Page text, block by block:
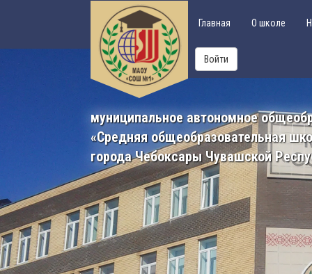
Главная О школе
Войти
муниципальное автономное
«Средняя общеобразовательная
города Чебоксары Чувашской